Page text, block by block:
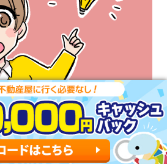
を避ければ、敷金・礼金やフリー
に関しての交渉に応じてくれる可能